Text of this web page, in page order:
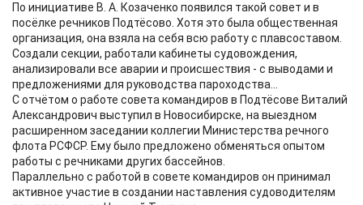
По инициативе В. А. Козаченко появился такой совет и в
посёлке речников Подтёсово. Хотя это была общественная
организация, она взяла на себя всю работу с плавсоставом.
Создали секции, работали кабинеты судовождения,
анализировали все аварии и происшествия - с выводами и
предложениями для руководства пароходства...
С отчётом о работе совета командиров в Подтёсове Виталий
Александрович выступил в Новосибирске, на выездном
расширенном заседании коллегии Министерства речного
флота РСФСР. Ему было предложено обменяться опытом
работы с речниками других бассейнов.
Параллельно с работой в совете командиров он принимал
активное участие в создании наставления судоводителям